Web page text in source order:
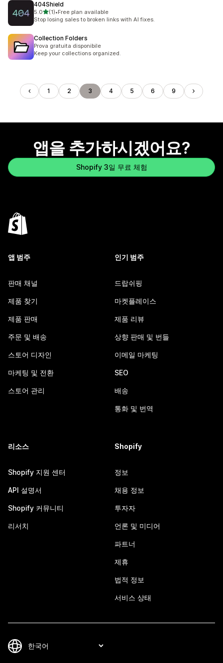
404Shield
5.0별 5개 중
(1)
총 리뷰 1개
•Free plan available
Stop losing sales to broken links with AI fixes.
Collection Folders
Prova gratuita disponibile
Keep your collections organized.
1 2 3 4 5 6 9
앱을 추가하시겠어요?
Shopify 3일 무료 체험
앱 범주
판매 채널
제품 찾기
제품 판매
주문 및 배송
스토어 디자인
마케팅 및 전환
스토어 관리
인기 범주
드랍쉬핑
마켓플레이스
제품 리뷰
상향 판매 및 번들
이메일 마케팅
SEO
배송
통화 및 번역
리소스
Shopify 지원 센터
API 설명서
Shopify 커뮤니티
리서치
Shopify
정보
채용 정보
투자자
언론 및 미디어
파트너
제휴
법적 정보
서비스 상태